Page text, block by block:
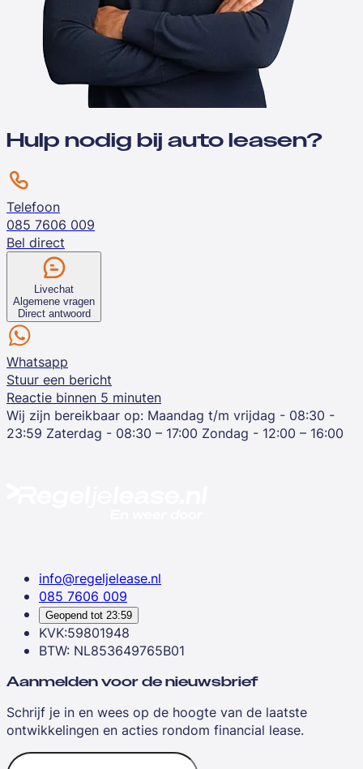
Hulp nodig bij auto leasen?
Telefoon
085 7606 009
Bel direct
Livechat
Algemene vragen
Direct antwoord
Whatsapp
Stuur een bericht
Reactie binnen 5 minuten
Wij zijn bereikbaar op: Maandag t/m vrijdag - 08:30 -
23:59 Zaterdag - 08:30 – 17:00 Zondag - 12:00 – 16:00
info@regeljelease.nl
085 7606 009
Geopend tot 23:59
KVK:59801948
BTW: NL853649765B01
Aanmelden voor de nieuwsbrief
Schrijf je in en wees op de hoogte van de laatste
ontwikkelingen en acties rondom financial lease.